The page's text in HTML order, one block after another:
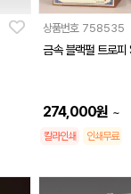
상품번호 758535
금속 블랙펄 트로
274,000원 ~
칼라인쇄 인쇄무료